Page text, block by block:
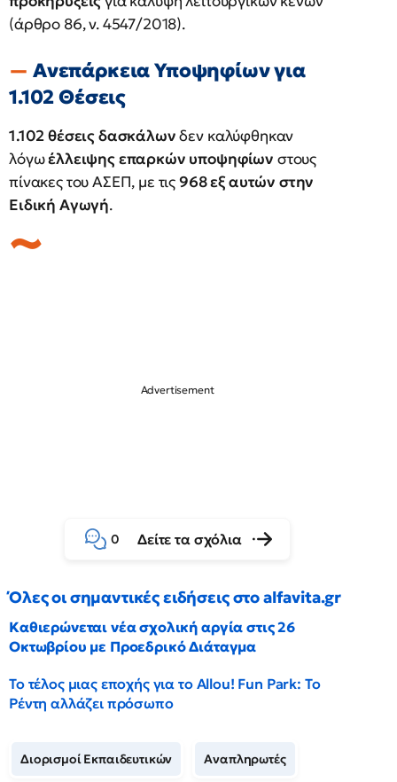
(άρθρο 86, ν. 4547/2018).
Ανεπάρκεια Υποψηφίων για
1.102 Θέσεις
1.102 θέσεις δασκάλωνδεν καλύφθηκαν
λόγωέλλειψης επαρκών υποψηφίων στους
πίνακες του ΑΣΕΠ, με τις968 εξ αυτών στην
Ειδική Αγωγή.
0 Δείτε τα σχόλια
Όλες οι σημαντικές ειδήσεις στο alfavita.gr
Καθιερώνεται νέα σχολική αργία στις 26
Οκτωβρίου με Προεδρικό Διάταγμα
Το τέλος μιας εποχής για το Allou! Fun Park: Το
Ρέντη αλλάζει πρόσωπο
Διορισμοί Εκπαιδευτικών Αναπληρωτές